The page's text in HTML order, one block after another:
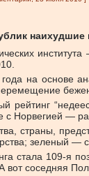
на основе
рейтинг
с Норвегией —
страны,
зеленый —
стала 109-я
вот соседняя